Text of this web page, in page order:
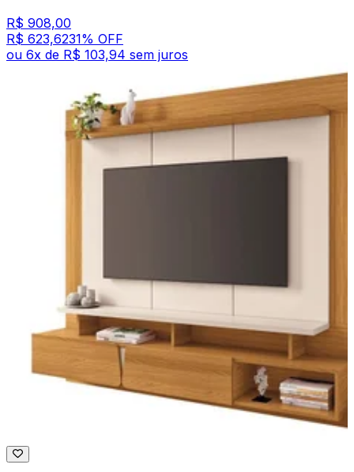
R$ 908,00
R$ 623,6231% OFF
ou 6x de R$ 103,94 sem juros